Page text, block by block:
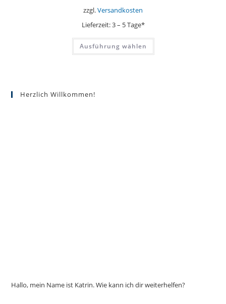
zzgl.Versandkosten
Lieferzeit:3 – 5 Tage*
Ausführung wählen
Dieses
weist
Herzlich Willkommen!
Hallo, mein Name ist Katrin. Wie kann ich dir weiterhelfen?